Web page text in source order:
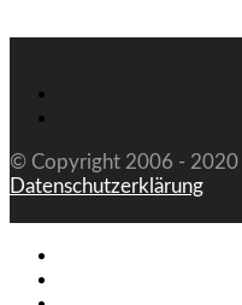
© Copyright 2006 - 2020
Datenschutzerklärung